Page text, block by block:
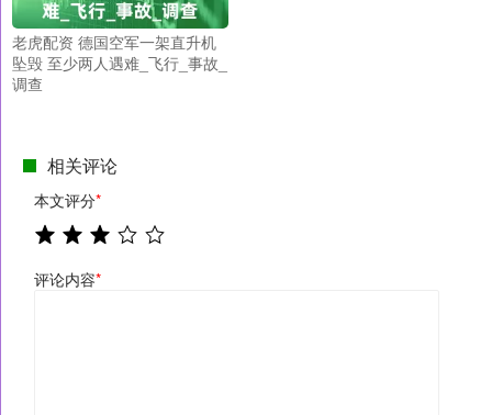
老虎配资 德国空军一架直升机
坠毁 至少两人遇难_飞行_事故_
调查
相关评论
本文评分*
评论内容*